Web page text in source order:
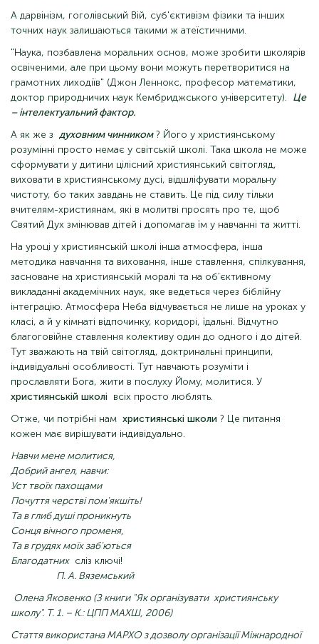
А дарвінізм, гоголівський Вій, суб'єктивізм фізики та інших
точних наук залишаються такими ж атеїстичними.
"Наука, позбавлена ​​моральних основ, може зробити школярів
освіченими, але при цьому вони можуть перетворитися на
грамотних лиходіїв" (Джон Леннокс, професор математики,
доктор природничих наук Кембриджського університету). Це
– інтелектуальний фактор.
А як же з духовним чинником? Його у християнському
розумінні просто немає у світській школі. Така школа не може
сформувати у дитини цілісний християнський світогляд,
виховати в християнському дусі, відшліфувати моральну
чистоту, бо таких завдань не ставить. Це під силу тільки
вчителям-християнам, які в молитві просять про те, щоб
Святий Дух змінював дітей і допомагав їм у навчанні та житті.
На уроці у християнській школі інша атмосфера, інша
методика навчання та виховання, інше ставлення, спілкування,
засноване на християнській моралі та на об'єктивному
викладанні академічних наук, яке ведеться через біблійну
інтеграцію. Атмосфера Неба відчувається не лише на уроках у
класі, а й у кімнаті відпочинку, коридорі, їдальні. Відчутно
благоговійне ставлення колективу один до одного і до дітей.
Тут зважають на твій світогляд, доктринальні принципи,
індивідуальні особливості. Тут навчають розуміти і
прославляти Бога, жити в послуху Йому, молитися. У
християнській школі всіх просто люблять.
Отже, чи потрібні нам християнські школи ? Це питання
кожен має вирішувати індивідуально.
Навчи мене молитися,
Добрий ангел, навчи:
Уст твоїх пахощами
Почуття черстві пом'якшіть!
Та в глиб душі проникнуть
Сонця вічного променя,
Та в грудях моїх заб'ються
Благодатнихсліз ключі!
П. А. Вяземський
Олена Яковенко (З книги "Як організувати християнську
школу". Т. 1. – К.: ЦПП МАХШ, 2006)
Стаття використана МАРХО з дозволу організації Міжнародної